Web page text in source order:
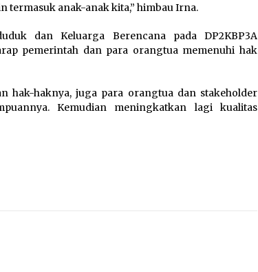
termasuk anak-anak kita,” himbau Irna.
dan Keluarga Berencana pada DP2KBP3A
pemerintah dan para orangtua memenuhi hak
hak-haknya, juga para orangtua dan stakeholder
Kemudian meningkatkan lagi kualitas